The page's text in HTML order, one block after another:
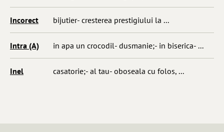
Incorect bijutier- cresterea prestigiului la ...
Intra (A) in apa un crocodil- dusmanie;- in biserica- ...
Inel casatorie;- al tau- oboseala cu folos, ...